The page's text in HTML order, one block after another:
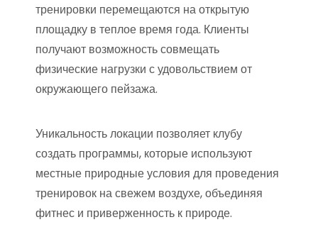
тренировки перемещаются на открытую
площадку в теплое время года. Клиенты
получают возможность совмещать
физические нагрузки с удовольствием от
окружающего пейзажа.
Уникальность локации позволяет клубу
создать программы, которые используют
местные природные условия для проведения
тренировок на свежем воздухе, объединяя
фитнес и приверженность к природе.